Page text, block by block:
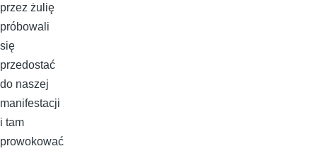
przez żulię
próbowali
się
przedostać
do naszej
manifestacji
i tam
prowokować